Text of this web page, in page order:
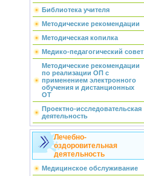
Библиотека учителя
Методические рекомендации
Методическая копилка
Медико-педагогический совет
Методические рекомендации
по реализации ОП с
применением электронного
обучения и дистанционных
ОТ
Проектно-исследовательская
деятельность
Лечебно-
оздоровительная
деятельность
Медицинское обслуживание